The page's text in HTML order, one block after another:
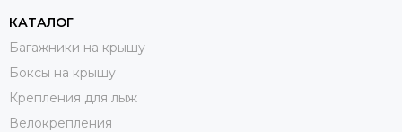
КАТАЛОГ
Багажники на крышу
Боксы на крышу
Крепления для лыж
Велокрепления